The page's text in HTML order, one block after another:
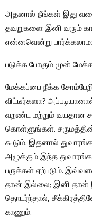
அதனால் நீங்கள் இது
தவறுகளை இனி வரும்
என்னவென்று
படுக்க போகும் முன்
மேக்கப்பை நீக்க
விட்டீர்களா?
வறண்ட மற்றும் வயதான
கொள்ளுங்கள்.
கூடும். இதனால்
அழுக்கும் இந்த
பருக்கள் ஏற்படும்.
தான் இல்லை; இனி தான்
தொடர்ந்தால்,
காணும்.